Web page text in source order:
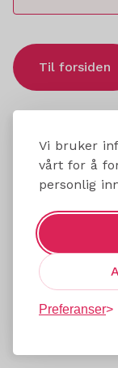
Vi bruker
vårt for å
personlig
Preferanser
Til forsiden